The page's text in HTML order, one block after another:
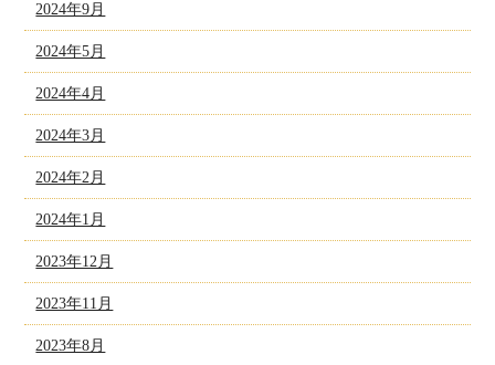
2024年9月
2024年5月
2024年4月
2024年3月
2024年2月
2024年1月
2023年12月
2023年11月
2023年8月